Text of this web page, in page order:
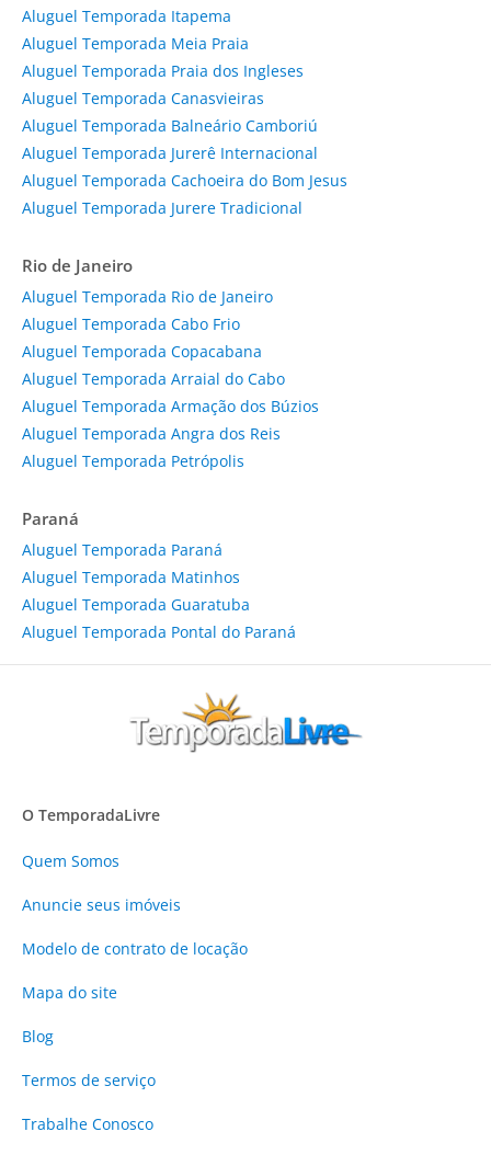
Aluguel Temporada Itapema
Aluguel Temporada Meia Praia
Aluguel Temporada Praia dos Ingleses
Aluguel Temporada Canasvieiras
Aluguel Temporada Balneário Camboriú
Aluguel Temporada Jurerê Internacional
Aluguel Temporada Cachoeira do Bom Jesus
Aluguel Temporada Jurere Tradicional
Rio de Janeiro
Aluguel Temporada Rio de Janeiro
Aluguel Temporada Cabo Frio
Aluguel Temporada Copacabana
Aluguel Temporada Arraial do Cabo
Aluguel Temporada Armação dos Búzios
Aluguel Temporada Angra dos Reis
Aluguel Temporada Petrópolis
Paraná
Aluguel Temporada Paraná
Aluguel Temporada Matinhos
Aluguel Temporada Guaratuba
Aluguel Temporada Pontal do Paraná
O TemporadaLivre
Quem Somos
Anuncie seus imóveis
Modelo de contrato de locação
Mapa do site
Blog
Termos de serviço
Trabalhe Conosco